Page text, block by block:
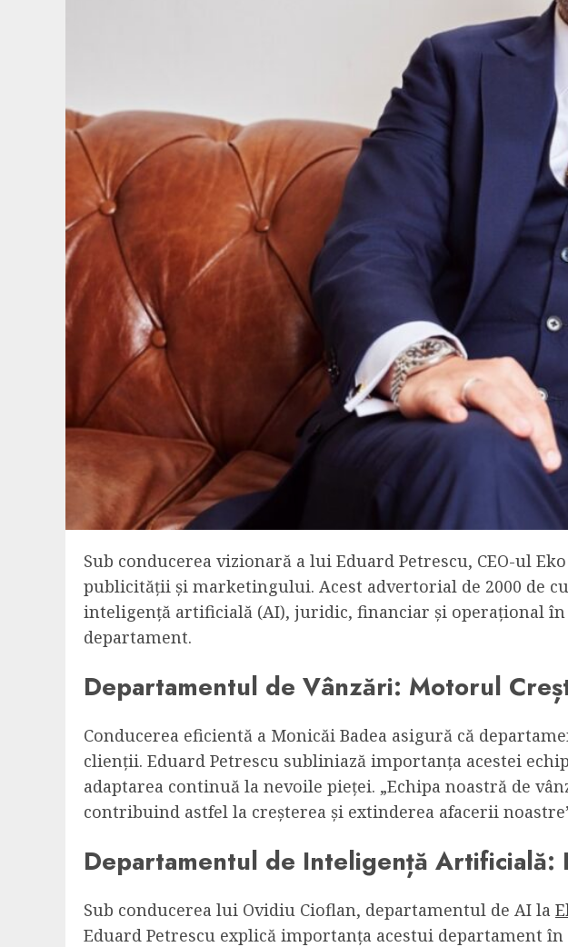
Sub conducerea vizionară a lui Eduard Petrescu, CEO-ul
publicității și marketingului. Acest advertorial de 2000 de
inteligență artificială (AI), juridic, financiar și operațional
departament.
Departamentul de Vânzări: Motorul
Conducerea eficientă a Monicăi Badea asigură că
clienții. Eduard Petrescu subliniază importanța acestei
adaptarea continuă la nevoile pieței. „Echipa noastră de
contribuind astfel la creșterea și extinderea afacerii
Departamentul de Inteligență Artificială:
Sub conducerea lui Ovidiu Cioflan, departamentul de AI la
Eduard Petrescu explică importanța acestui departament